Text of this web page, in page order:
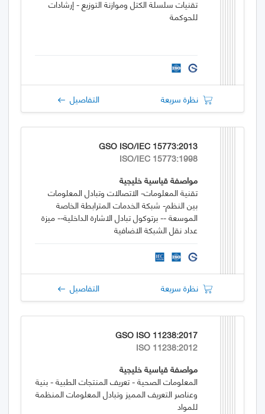
تقنيات سلسلة الكتل وموازنة التوزيع - إرشادات
للحوكمة
نظرة سريعة التفاصيل
GSO ISO/IEC 15773:2013
ISO/IEC 15773:1998
مواصفة قياسية خليجية
تقنية المعلومات- الاتصالات وتبادل المعلومات
بين النظم- شبكة الخدمات المترابطة الخاصة
الموسعة -- برتوكول تبادل الاشارة الداخلية-- ميزة
عداد نقل الشبكة الاضافية
نظرة سريعة التفاصيل
GSO ISO 11238:2017
ISO 11238:2012
مواصفة قياسية خليجية
المعلومات الصحية - تعريف المنتجات الطبية - بنية
وعناصر التعريف المميز وتبادل المعلومات المنظمة
للمواد